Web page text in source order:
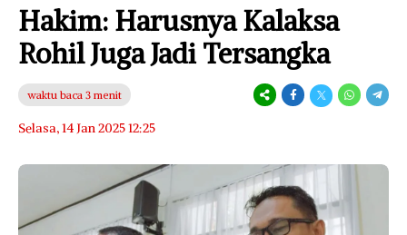
Hakim: Harusnya Kalaksa
Rohil Juga Jadi Tersangka
waktu baca 3 menit
Selasa, 14 Jan 2025 12:25